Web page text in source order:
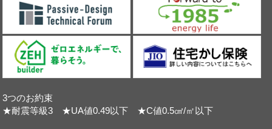
3つのお約束
★耐震等級3 ★UA値0.49以下 ★C値0.5㎠/㎡以下